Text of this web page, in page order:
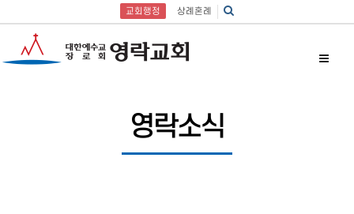
교회행정 상례혼례
영락소식